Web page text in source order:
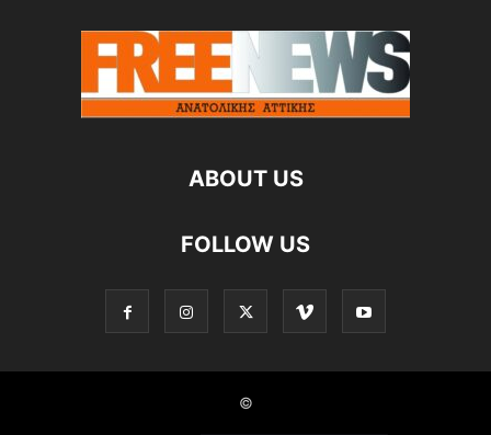
ABOUT US
FOLLOW US
©